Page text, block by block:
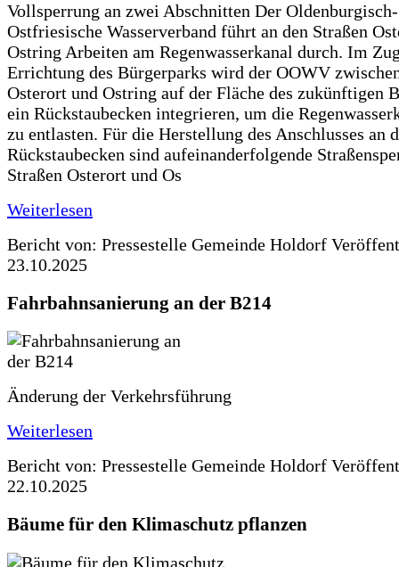
Vollsperrung an zwei Abschnitten Der Oldenburgisch-
Ostfriesische Wasserverband führt an den Straßen
Ostring Arbeiten am Regenwasserkanal durch. Im
Errichtung des Bürgerparks wird der OOWV
Osterort und Ostring auf der Fläche des zukünftigen
ein Rückstaubecken integrieren, um die
zu entlasten. Für die Herstellung des Anschlusses an
Rückstaubecken sind aufeinanderfolgende
Straßen Osterort und Os
Weiterlesen
Bericht von: Pressestelle Gemeinde Holdorf
23.10.2025
Fahrbahnsanierung an der B214
Änderung der Verkehrsführung
Weiterlesen
Bericht von: Pressestelle Gemeinde Holdorf
22.10.2025
Bäume für den Klimaschutz pflanzen